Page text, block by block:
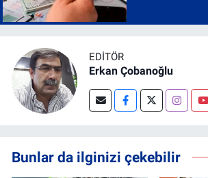
EDITÖR
Erkan Çobanoğlu
Bunlar da ilginizi çekebilir